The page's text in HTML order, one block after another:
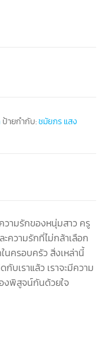
ป้ายกำกับ:ชมัยภร แสง
วามรักของหนุ่มสาว ครู
ความรักที่ไม่กล้าเลือก
นครอบครัว สิ่งเหล่านี้
บเราแล้ว เราจะมีความ
องพิสูจน์กันด้วยใจ